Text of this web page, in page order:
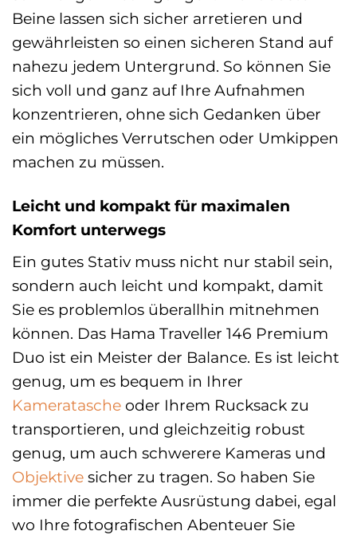
Beine lassen sich sicher arretieren und
gewährleisten so einen sicheren Stand auf
nahezu jedem Untergrund. So können Sie
sich voll und ganz auf Ihre Aufnahmen
konzentrieren, ohne sich Gedanken über
ein mögliches Verrutschen oder Umkippen
machen zu müssen.
Leicht und kompakt für maximalen
Komfort unterwegs
Ein gutes Stativ muss nicht nur stabil sein,
sondern auch leicht und kompakt, damit
Sie es problemlos überallhin mitnehmen
können. Das Hama Traveller 146 Premium
Duo ist ein Meister der Balance. Es ist leicht
genug, um es bequem in Ihrer
Kameratasche oder Ihrem Rucksack zu
transportieren, und gleichzeitig robust
genug, um auch schwerere Kameras und
Objektive sicher zu tragen. So haben Sie
immer die perfekte Ausrüstung dabei, egal
wo Ihre fotografischen Abenteuer Sie